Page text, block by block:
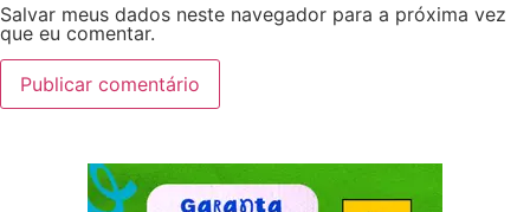
Salvar meus dados neste navegador para a próxima vez
que eu comentar.